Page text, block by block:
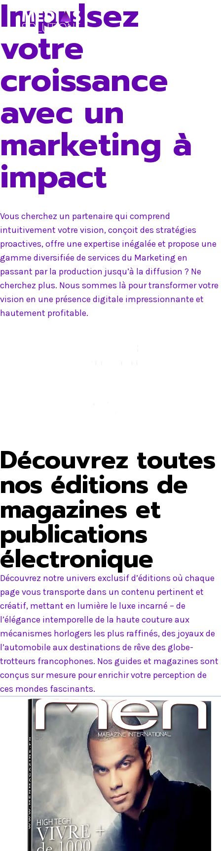
Skip
Impulsez
votre
croissance
avec un
marketing à
impact
Vous cherchez un partenaire qui comprend
intuitivement votre vision, conçoit des stratégies
proactives, offre une expertise inégalée et propose une
gamme diversifiée de services du Marketing en
passant par la production jusqu’à la diffusion ? Ne
cherchez plus. Nous sommes là pour transformer votre
vision en une présence digitale impressionnante et
hautement profitable.
Découvrez toutes
nos éditions de
magazines et
publications
électronique
Découvrez notre univers exclusif d’éditions où chaque
page vous transporte dans un contenu pertinent et
créatif, mettant en lumière le luxe incarné – de
l’élégance intemporelle de la haute couture aux
mécanismes horlogers les plus raffinés, des joyaux de
l’automobile aux destinations de rêve des globe-
trotteurs francophones. Nos guides et magazines sont
conçus sur mesure pour enrichir votre perception de
ces mondes fascinants.